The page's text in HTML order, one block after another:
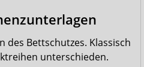
des Bettschutzes. Klassisch
unterschieden.